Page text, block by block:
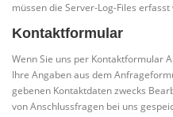
müs­sen die Ser­ver-Log-Files erfasst
Kontaktformular
Wenn Sie uns per Kon­takt­for­mu­lar
Ihre Anga­ben aus dem
ge­be­nen Kon­takt­da­ten zwecks
von Anschluss­fra­gen bei uns